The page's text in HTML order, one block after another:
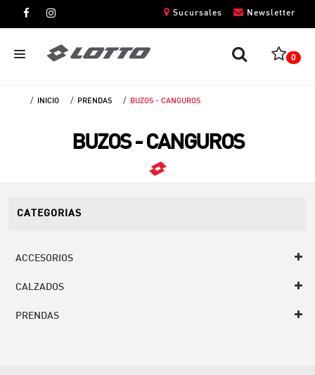
Newsletter
Sucursales
0
INICIO PRENDAS BUZOS - CANGUROS
BUZOS - CANGUROS
CATEGORIAS
ACCESORIOS
CALZADOS
PRENDAS